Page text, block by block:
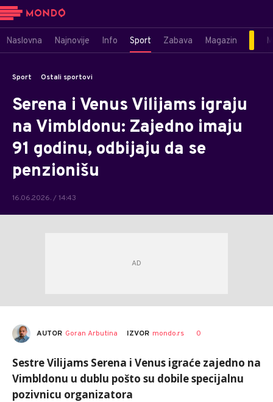
Naslovna Najnovije Info Sport Zabava Magazin
Sport Ostali sportovi
Serena i Venus Vilijams igraju
na Vimbldonu: Zajedno imaju
91 godinu, odbijaju da se
penzionišu
16.06.2026. / 14:43
AUTOR Goran Arbutina IZVOR mondo.rs 0
Sestre Vilijams Serena i Venus igraće zajedno na
Vimbldonu u dublu pošto su dobile specijalnu
pozivnicu organizatora